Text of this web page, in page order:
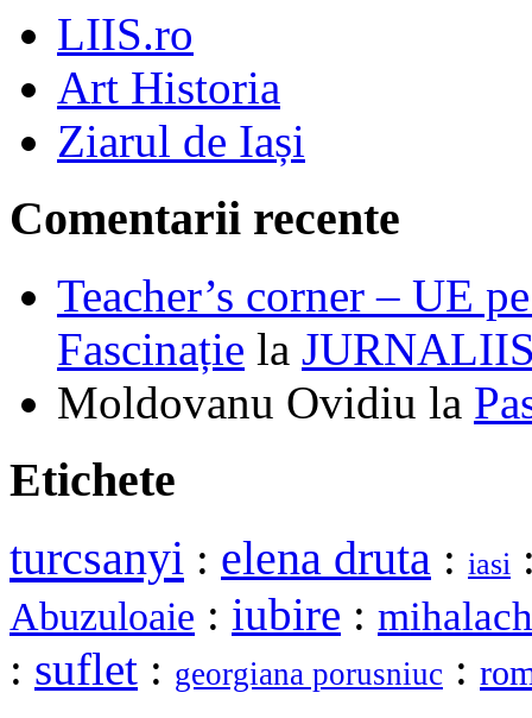
LIIS.ro
Art Historia
Ziarul de Iași
Comentarii recente
Teacher’s corner – UE
Fascinație la
Moldovanu Ovidiu la
Etichete
turcsanyi : elena druta : iasi
Abuzuloaie : iubire :
: suflet : georgiana porusniuc :